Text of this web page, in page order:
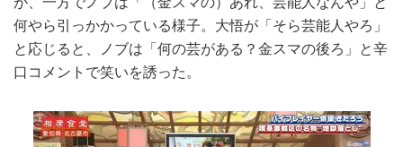
何やら引っかかっている様子。大悟が「そら芸能人やろ」
と応じると、ノブは「何の芸がある？金スマの後ろ」と辛
口コメントで笑いを誘った。